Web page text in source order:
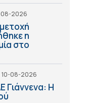
08-2026
η
στο
10-08-2026
Γιάννενα: Η